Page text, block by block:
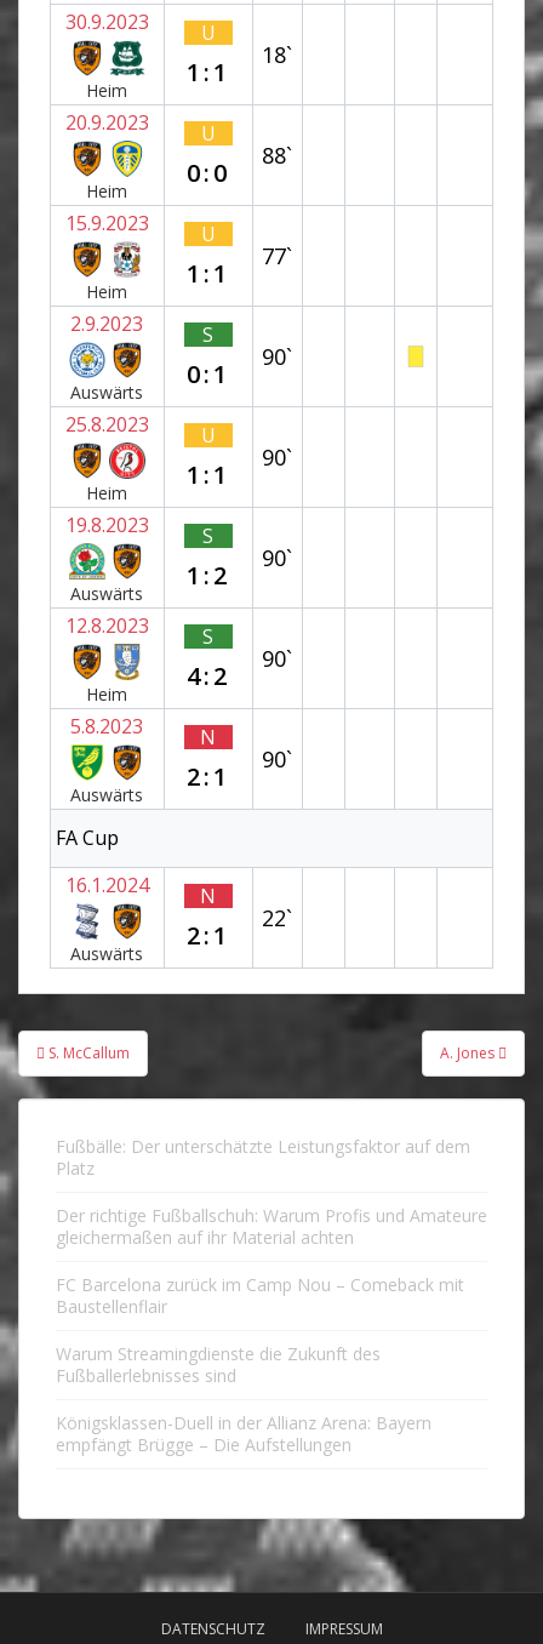
30.9.2023
Heim
U
1:1
18`
20.9.2023
Heim
U
0:0
88`
15.9.2023
Heim
U
1:1
77`
2.9.2023
Auswärts
S
0:1
90`
25.8.2023
Heim
U
1:1
90`
19.8.2023
Auswärts
S
1:2
90`
12.8.2023
Heim
S
4:2
90`
5.8.2023
Auswärts
N
2:1
90`
FA Cup
16.1.2024
Auswärts
N
2:1
22`
Beitragsnavigation
S. McCallum A. Jones
Fußbälle: Der unterschätzte Leistungsfaktor auf dem
Platz
Der richtige Fußballschuh: Warum Profis und Amateure
gleichermaßen auf ihr Material achten
FC Barcelona zurück im Camp Nou – Comeback mit
Baustellenflair
Warum Streamingdienste die Zukunft des
Fußballerlebnisses sind
Königsklassen-Duell in der Allianz Arena: Bayern
empfängt Brügge – Die Aufstellungen
DATENSCHUTZ IMPRESSUM